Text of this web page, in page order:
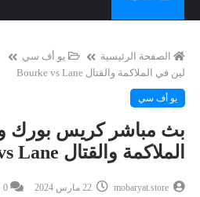
الصفحة الرئيسية يو أف سي
لين في الملاكمة والقتال Bourke vs Lane
يو أف سي
بث مباشر كريس بورك
الملاكمة والقتال Bourke vs Lane
mobaryat.store
0